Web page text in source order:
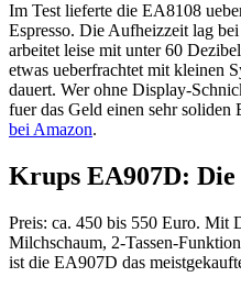
Im Test lieferte die EA8108
Espresso. Die Aufheizzeit lag
arbeitet leise mit unter 60
etwas ueberfrachtet mit kleinen
dauert. Wer ohne Display-
fuer das Geld einen sehr soliden
bei Amazon.
Krups EA907D:
Preis: ca. 450 bis 550 Euro. Mit
Milchschaum, 2-Tassen-
ist die EA907D das